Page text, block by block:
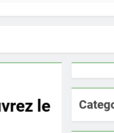
le